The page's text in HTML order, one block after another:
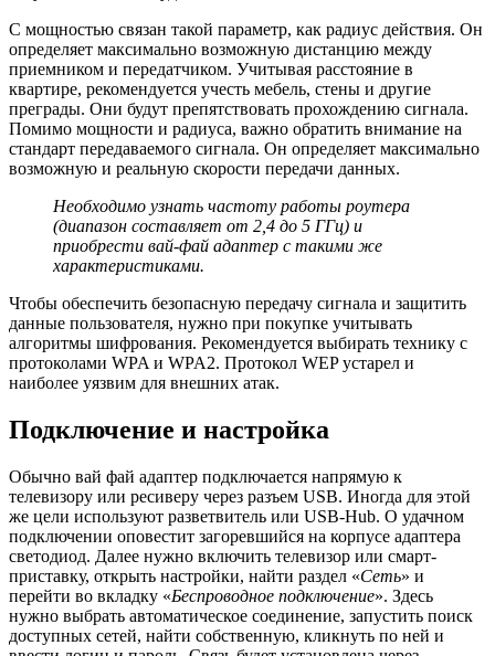
С мощностью связан такой параметр, как радиус действия. Он
определяет максимально возможную дистанцию между
приемником и передатчиком. Учитывая расстояние в
квартире, рекомендуется учесть мебель, стены и другие
преграды. Они будут препятствовать прохождению сигнала.
Помимо мощности и радиуса, важно обратить внимание на
стандарт передаваемого сигнала. Он определяет максимально
возможную и реальную скорости передачи данных.
Необходимо узнать частоту работы роутера
(диапазон составляет от 2,4 до 5 ГГц) и
приобрести вай-фай адаптер с такими же
характеристиками.
Чтобы обеспечить безопасную передачу сигнала и защитить
данные пользователя, нужно при покупке учитывать
алгоритмы шифрования. Рекомендуется выбирать технику с
протоколами WPA и WPA2. Протокол WEP устарел и
наиболее уязвим для внешних атак.
Подключение и настройка
Обычно вай фай адаптер подключается напрямую к
телевизору или ресиверу через разъем USB. Иногда для этой
же цели используют разветвитель или USB-Hub. О удачном
подключении оповестит загоревшийся на корпусе адаптера
светодиод. Далее нужно включить телевизор или смарт-
приставку, открыть настройки, найти раздел «Сеть» и
перейти во вкладку «Беспроводное подключение». Здесь
нужно выбрать автоматическое соединение, запустить поиск
доступных сетей, найти собственную, кликнуть по ней и